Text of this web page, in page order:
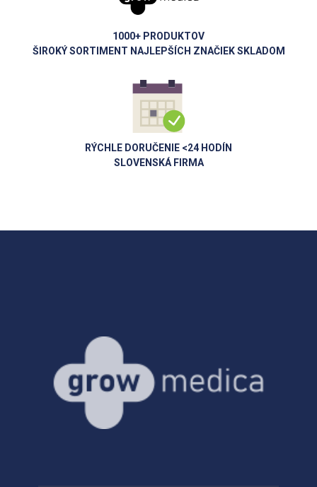
1000+ PRODUKTOV
ŠIROKÝ SORTIMENT NAJLEPŠÍCH ZNAČIEK SKLADOM
RÝCHLE DORUČENIE <24 HODÍN
SLOVENSKÁ FIRMA